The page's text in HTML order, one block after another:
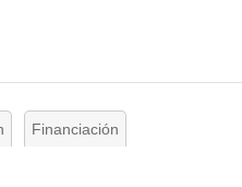
Financiación